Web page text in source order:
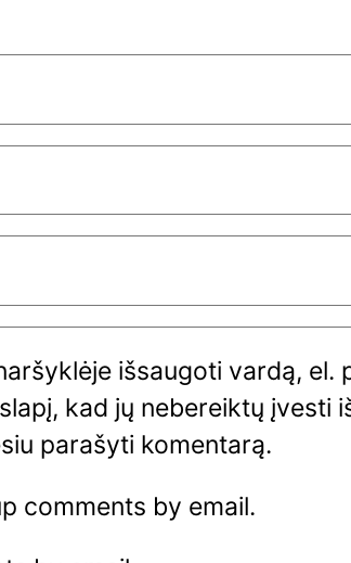
išsaugoti vardą, el.
kad jų nebereiktų įvesti
parašyti komentarą.
comments by email.